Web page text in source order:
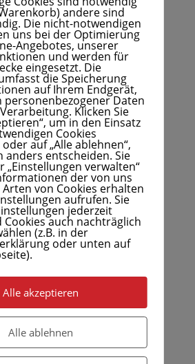
andere sind
Die nicht-notwendigen
uns bei der Optimierung
Angebotes, unserer
und werden für
eingesetzt. Die
die Speicherung
auf Ihrem Endgerät,
personenbezogener Daten
Klicken Sie
um in den Einsatz
Cookies
auf „Alle ablehnen“,
anders entscheiden. Sie
„Einstellungen verwalten“
der von uns
von Cookies erhalten
aufrufen. Sie
jederzeit
auch nachträglich
(z.B. in der
oder unten auf
Alle akzeptieren
Alle ablehnen